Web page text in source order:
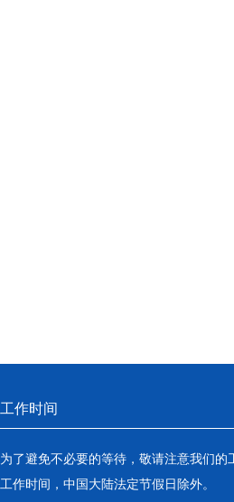
工作时间
为了避免不必要的等待，敬请注意我们的
工作时间，中国大陆法定节假日除外。